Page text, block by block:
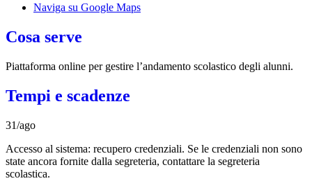
Naviga su Google Maps
Cosa serve
Piattaforma online per gestire l’andamento scolastico degli alunni.
Tempi e scadenze
31/ago
Accesso al sistema: recupero credenziali. Se le credenziali non sono
state ancora fornite dalla segreteria, contattare la segreteria
scolastica.